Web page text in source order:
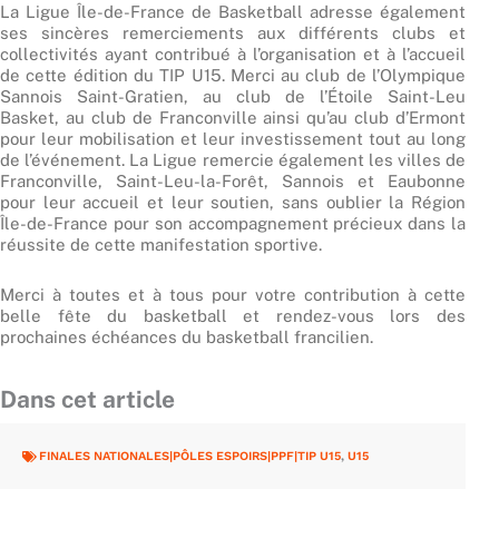
La Ligue Île-de-France de Basketball adresse également
ses sincères remerciements aux différents clubs et
collectivités ayant contribué à l’organisation et à l’accueil
de cette édition du TIP U15. Merci au club de l’Olympique
Sannois Saint-Gratien, au club de l’Étoile Saint-Leu
Basket, au club de Franconville ainsi qu’au club d’Ermont
pour leur mobilisation et leur investissement tout au long
de l’événement. La Ligue remercie également les villes de
Franconville, Saint-Leu-la-Forêt, Sannois et Eaubonne
pour leur accueil et leur soutien, sans oublier la Région
Île-de-France pour son accompagnement précieux dans la
réussite de cette manifestation sportive.
Merci à toutes et à tous pour votre contribution à cette
belle fête du basketball et rendez-vous lors des
prochaines échéances du basketball francilien.
Dans cet article
FINALES NATIONALES|PÔLES ESPOIRS|PPF|TIP U15, U15